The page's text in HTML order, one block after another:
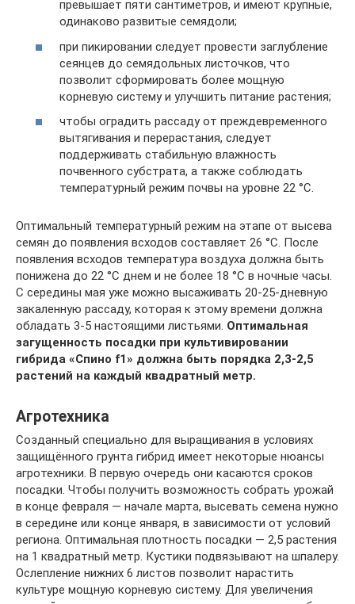
превышает пяти сантиметров, и имеют крупные,
одинаково развитые семядоли;
при пикировании следует провести заглубление
сеянцев до семядольных листочков, что
позволит сформировать более мощную
корневую систему и улучшить питание растения;
чтобы оградить рассаду от преждевременного
вытягивания и перерастания, следует
поддерживать стабильную влажность
почвенного субстрата, а также соблюдать
температурный режим почвы на уровне 22 °С.
Оптимальный температурный режим на этапе от высева
семян до появления всходов составляет 26 °С. После
появления всходов температура воздуха должна быть
понижена до 22 °С днем и не более 18 °С в ночные часы.
С середины мая уже можно высаживать 20-25-дневную
закаленную рассаду, которая к этому времени должна
обладать 3-5 настоящими листьями. Оптимальная
загущенность посадки при культивировании
гибрида «Спино f1» должна быть порядка 2,3-2,5
растений на каждый квадратный метр.
Агротехника
Созданный специально для выращивания в условиях
защищённого грунта гибрид имеет некоторые нюансы
агротехники. В первую очередь они касаются сроков
посадки. Чтобы получить возможность собрать урожай
в конце февраля — начале марта, высевать семена нужно
в середине или конце января, в зависимости от условий
региона. Оптимальная плотность посадки — 2,5 растения
на 1 квадратный метр. Кустики подвязывают на шпалеру.
Ослепление нижних 6 листов позволит нарастить
культуре мощную корневую систему. Для увеличения